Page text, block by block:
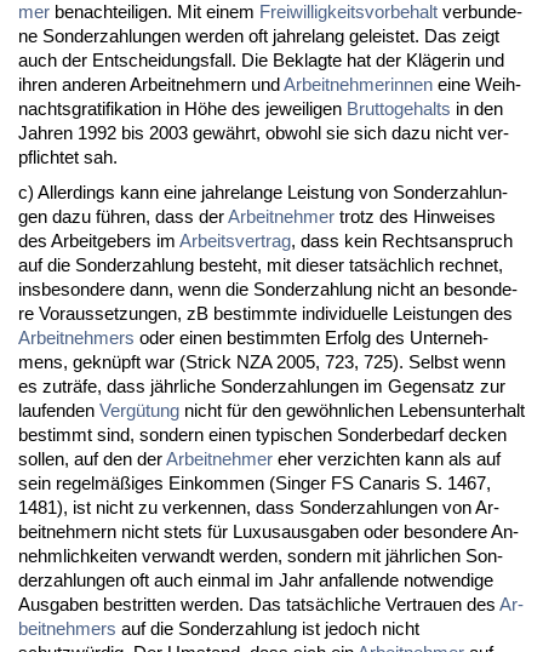
mer be­nach­tei­li­gen. Mit ei­nem Frei­wil­lig­keits­vor­be­halt ver­bun­de­
ne Son­der­zah­lun­gen wer­den oft jah­re­lang ge­leis­tet. Das zeigt
auch der Ent­schei­dungs­fall. Die Be­klag­te hat der Kläge­rin und
ih­ren an­de­ren Ar­beit­neh­mern undAr­beit­neh­me­rin­nen ei­ne Weih­
nachts­gra­ti­fi­ka­ti­on in Höhe des je­wei­li­gen Brut­to­ge­halts in den
Jah­ren 1992 bis 2003 gewährt, ob­wohl sie sich da­zu nicht ver­
pflich­tet sah.
c) Al­ler­dings kann ei­ne jah­re­lan­ge Leis­tung von Son­der­zah­lun­
gen da­zu führen, dass derAr­beit­neh­mer trotz des Hin­wei­ses
des Ar­beit­ge­bers im Ar­beits­ver­trag, dass kein Rechts­an­spruch
auf die Son­der­zah­lung be­steht, mit die­ser tatsächlich rech­net,
ins­be­son­de­re dann, wenn die Son­der­zah­lung nicht an be­son­de­
re Vor­aus­set­zun­gen, zB be­stimm­te in­di­vi­du­el­le Leis­tun­gen des
Ar­beit­neh­mers oder ei­nen be­stimm­ten Er­folg des Un­ter­neh­
mens, ge­knüpft war (Strick NZA 2005, 723, 725). Selbst wenn
es zu­träfe, dass jähr­li­che Son­der­zah­lun­gen im Ge­gen­satz zur
lau­fen­den Vergütung nicht für den gewöhn­li­chen Le­bens­un­ter­halt
be­stimmt sind, son­dern ei­nen ty­pi­schen Son­der­be­darf de­cken
sol­len, auf den derAr­beit­neh­mer eher ver­zich­ten kann als auf
sein re­gelmäßiges Ein­kom­men (Sin­ger FS Ca­na­ris S. 1467,
1481), ist nicht zu ver­ken­nen, dass Son­der­zah­lun­gen von Ar­
beit­neh­mern nicht stets für Lu­xus­aus­ga­ben oder be­son­de­re An­
nehm­lich­kei­ten ver­wandt wer­den, son­dern mit jähr­li­chen Son­
der­zah­lun­gen oft auch ein­mal im Jahr an­fal­len­de not­wen­di­ge
Aus­ga­ben be­strit­ten wer­den. Das tatsächli­che Ver­trau­en des Ar­
beit­neh­mers auf die Son­der­zah­lung ist je­doch nicht